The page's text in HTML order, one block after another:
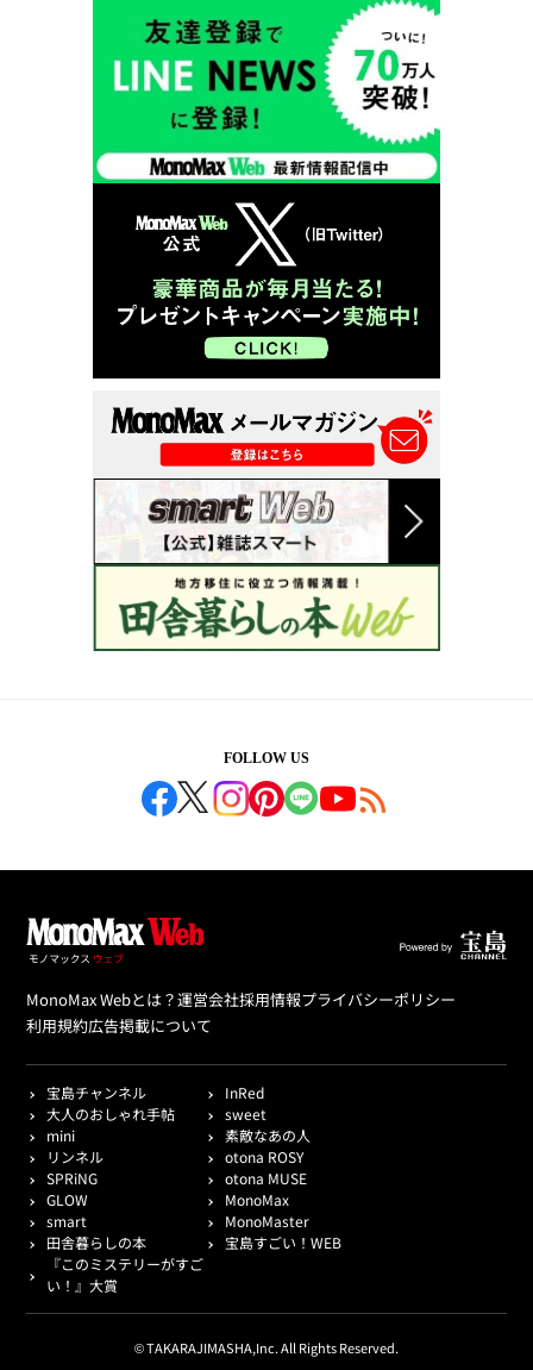
FOLLOW US
MonoMax Webとは？運営会社採用情報プライバシーポリシー
利用規約広告掲載について
宝島チャンネル
InRed
大人のおしゃれ手帖
sweet
mini
素敵なあの人
リンネル
otona ROSY
SPRiNG
otona MUSE
GLOW
MonoMax
smart
MonoMaster
田舎暮らしの本
宝島すごい！WEB
『このミステリーがすご
い！』大賞
© TAKARAJIMASHA,Inc. All Rights Reserved.